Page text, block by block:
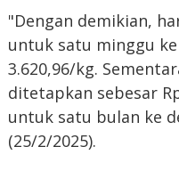
"Dengan demikian,
untuk satu minggu
3.620,96/kg.
ditetapkan sebesar
untuk satu bulan ke
(25/2/2025).